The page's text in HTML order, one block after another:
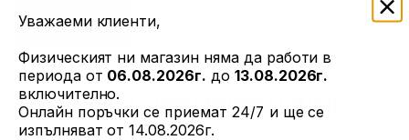
ОЩЕ ОТ ТОЗИ ПРОИЗВОДИТЕЛ
Уважаеми клиенти,
Физическият ни магазин няма да работи в
периода от 06.08.2026г. до 13.08.2026г.
включително.
Онлайн поръчки се приемат 24/7 и ще се
изпълняват от 14.08.2026г.